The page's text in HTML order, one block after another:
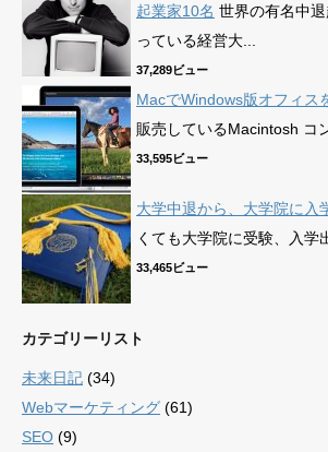
起業家10名 世界の有名中
っている経営大...
37,289ビュー
MacでWindows版オフィス
販売しているMacintosh コ
33,595ビュー
大学中退から、大学院に入
くても大学院に受験、入学
33,465ビュー
カテゴリーリスト
未来日記 (34)
Webマーケティング (61)
SEO (9)